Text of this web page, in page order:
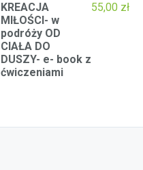
KREACJA
MIŁOŚCI- w
podróży OD
CIAŁA DO
DUSZY- e- book z
ćwiczeniami
55,00 zł